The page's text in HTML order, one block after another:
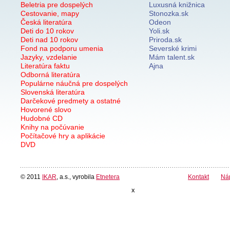
Beletria pre dospelých
Cestovanie, mapy
Česká literatúra
Deti do 10 rokov
Deti nad 10 rokov
Fond na podporu umenia
Jazyky, vzdelanie
Literatúra faktu
Odborná literatúra
Populárne náučná pre dospelých
Slovenská literatúra
Darčekové predmety a ostatné
Hovorené slovo
Hudobné CD
Knihy na počúvanie
Počítačové hry a aplikácie
DVD
Luxusná knižnica
Stonozka.sk
Odeon
Yoli.sk
Priroda.sk
Severské krimi
Mám talent.sk
Ajna
© 2011 IKAR , a.s., vyrobila Etnetera Kontakt
x